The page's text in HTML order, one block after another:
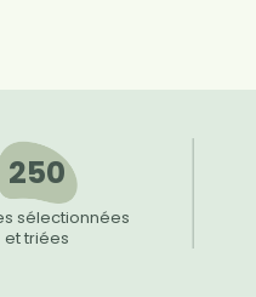
250
sélectionnées
et triées